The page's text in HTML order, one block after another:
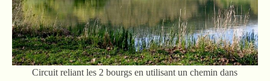
Circuit reliant les 2 bourgs en utilisant un chemin dans